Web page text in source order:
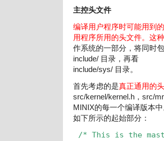
主控头文件
编译用户程序时可能用到
用程序所用的头文件。这
作系统的一部分，将同时
include/ 目录，再看
include/sys/ 目录。
首先考虑的是真正通用的
src/kernel/kernel.h，src/
MINIX的每一个编译版本
如下所示的起始部分：
/* This is the